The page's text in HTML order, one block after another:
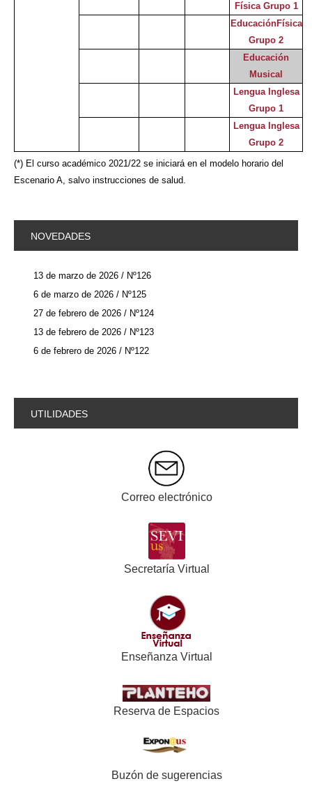
Física Grupo 1
EducaciónFísica
Grupo 2
Educación
Musical
Lengua Inglesa
Grupo 1
Lengua Inglesa
Grupo 2
(*) El curso académico 2021/22 se iniciará en el modelo horario del
Escenario A, salvo instrucciones de salud.
NOVEDADES
13 de marzo de 2026 / Nº126
6 de marzo de 2026 / Nº125
27 de febrero de 2026 / Nº124
13 de febrero de 2026 / Nº123
6 de febrero de 2026 / Nº122
UTILIDADES
Correo electrónico
Secretaría Virtual
Enseñanza Virtual
Reserva de Espacios
Buzón de sugerencias